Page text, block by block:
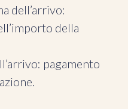
dell’arrivo:
della
pagamento